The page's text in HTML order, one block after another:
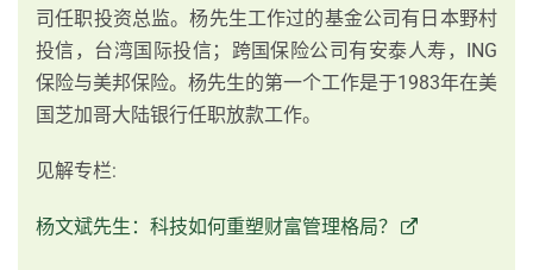
司任职投资总监。杨先生工作过的基金公司有日本野村
投信，台湾国际投信；跨国保险公司有安泰人寿，ING
保险与美邦保险。杨先生的第一个工作是于1983年在美
国芝加哥大陆银行任职放款工作。
见解专栏:
杨文斌先生：科技如何重塑财富管理格局？